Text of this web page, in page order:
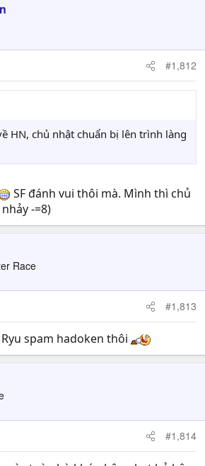
#1,812
HN, chủ nhật chuẩn bị lên trình làng
SF đánh vui thôi mà. Mình thì chủ
-=8)
Race
#1,813
spam hadoken thôi
#1,814